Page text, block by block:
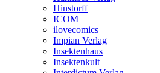
Hinstorff
ICOM
ilovecomics
Impian Verlag
Insektenhaus
Insektenkult